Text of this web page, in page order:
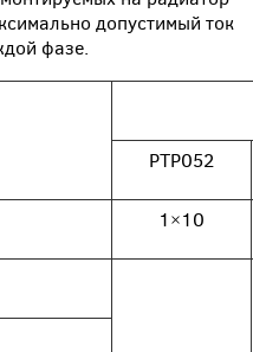
допустимый ток
фазе.
РТР052
1×10